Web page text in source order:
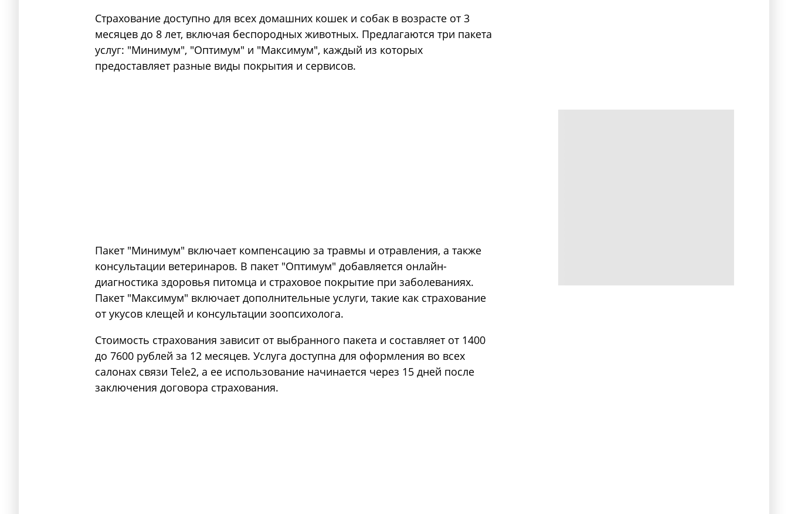
Страхование доступно для всех домашних кошек и собак в возрасте от 3
месяцев до 8 лет, включая беспородных животных. Предлагаются три пакета
услуг: "Минимум", "Оптимум" и "Максимум", каждый из которых
предоставляет разные виды покрытия и сервисов.
Пакет "Минимум" включает компенсацию за травмы и отравления, а также
консультации ветеринаров. В пакет "Оптимум" добавляется онлайн-
диагностика здоровья питомца и страховое покрытие при заболеваниях.
Пакет "Максимум" включает дополнительные услуги, такие как страхование
от укусов клещей и консультации зоопсихолога.
Стоимость страхования зависит от выбранного пакета и составляет от 1400
до 7600 рублей за 12 месяцев. Услуга доступна для оформления во всех
салонах связи Tele2, а ее использование начинается через 15 дней после
заключения договора страхования.